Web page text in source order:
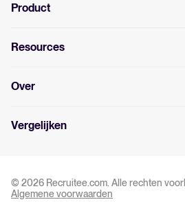
Product
Resources
Over
Vergelijken
© 2026 Recruitee.com. Alle rechten
Algemene voorwaarden